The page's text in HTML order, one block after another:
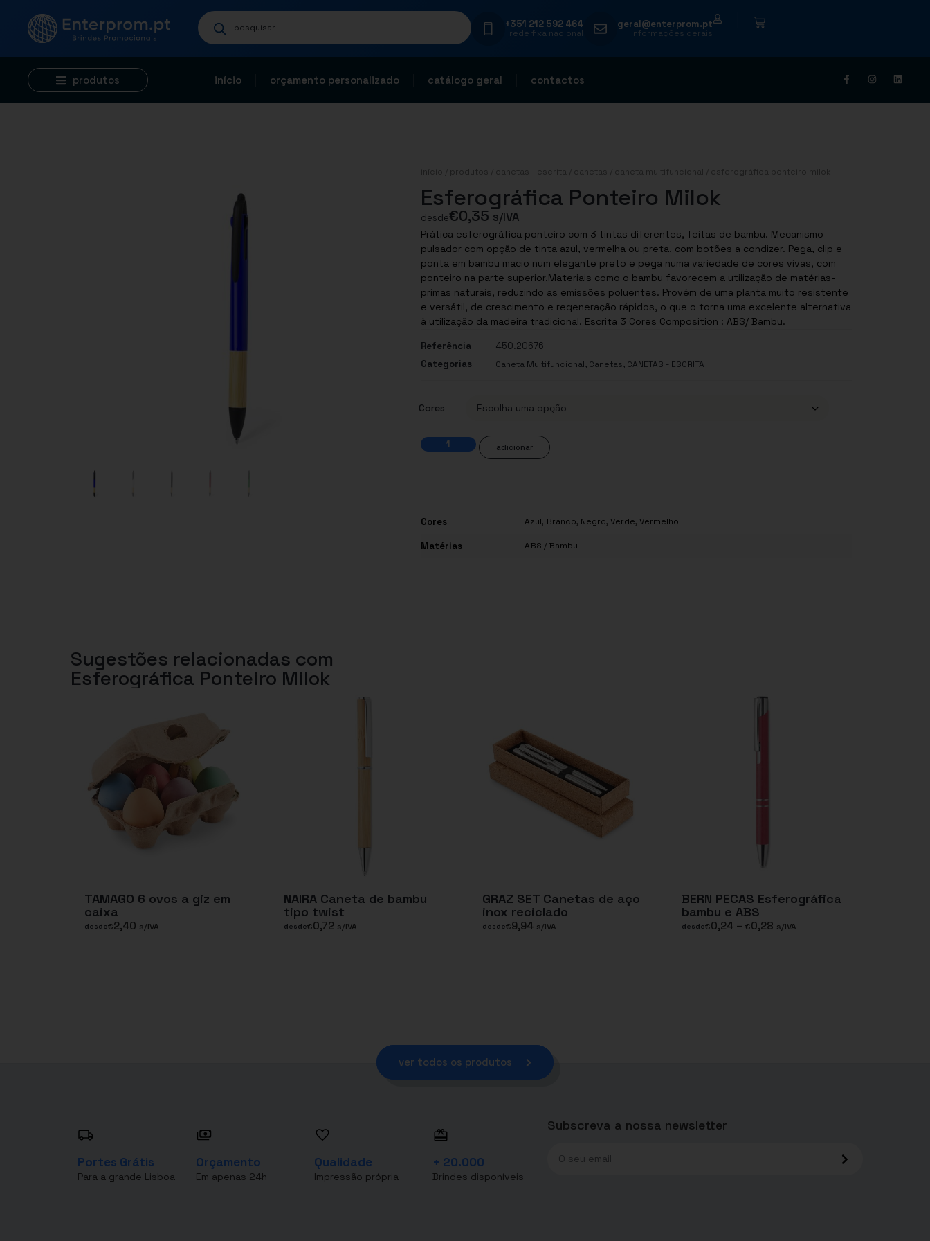
+351 212 592 464
rede fixa nacional
geral@enterprom.pt
informações gerais
produtos início orçamento personalizado catálogo geral contactos
início produtos canetas - escrita canetas caneta multifuncional / esferográfica ponteiro milok
Esferográfica Ponteiro Milok
desde€0,35 s/IVA
Prática esferográfica ponteiro com 3 tintas diferentes, feitas de bambu. Mecanismo
pulsador com opção de tinta azul, vermelha ou preta, com botões a condizer. Pega, clip e
ponta em bambu macio num elegante preto e pega numa variedade de cores vivas, com
ponteiro na parte superior.Materiais como o bambu favorecem a utilização de matérias-
primas naturais, reduzindo as emissões poluentes. Provém de uma planta muito resistente
e versátil, de crescimento e regeneração rápidos, o que o torna uma excelente alternativa
à utilização da madeira tradicional. Escrita 3 Cores Composition : ABS/ Bambu.
Referência
450.20676
Categorias
Caneta Multifuncional, Canetas, CANETAS - ESCRITA
Cores
adicionar
Cores Azul, Branco, Negro, Verde, Vermelho
Matérias ABS / Bambu
Sugestões relacionadas com
Esferográfica Ponteiro Milok
TAMAGO 6 ovos a giz em
caixa
desde€2,40 s/IVA
NAIRA Caneta de bambu
tipo twist
desde€0,72 s/IVA
GRAZ SET Canetas de aço
inox reciclado
desde€9,94 s/IVA
BERN PECAS Esferográfica
bambu e ABS
desde€0,24 – €0,28 s/IVA
ver todos os produtos
Portes Grátis
Para a grande Lisboa
Orçamento
Em apenas 24h
Qualidade
Impressão própria
+ 20.000
Brindes disponíveis
Subscreva a nossa newsletter